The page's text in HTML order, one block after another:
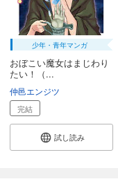
少年・青年マンガ
おぼこい魔女はまじわり
たい！（...
仲邑エンジツ
完結
試し読み